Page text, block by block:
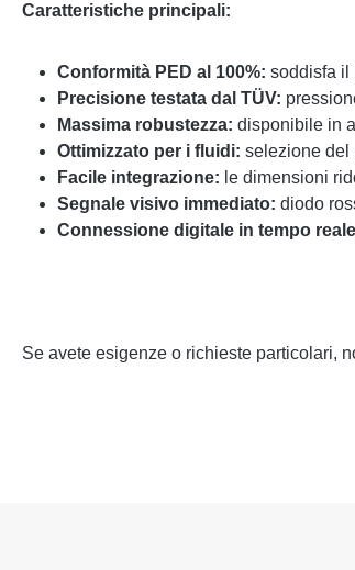
Caratteristiche principali:
Conformità PED al 100%: soddisfa il
Precisione testata dal TÜV:
Massima robustezza: disponibile in
Ottimizzato per i fluidi: selezione del
Facile integrazione: le dimensioni
Segnale visivo immediato: diodo
Connessione digitale in tempo
Se avete esigenze o richieste particolari,